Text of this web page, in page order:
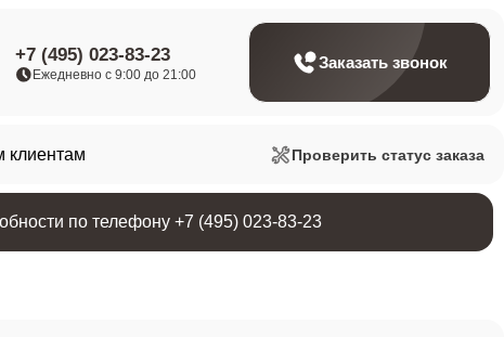
+7 (495) 023-83-23
Ежедневно с 9:00 до 21:00
Заказать звонок
клиентам Проверить статус заказа
по телефону +7 (495) 023-83-23